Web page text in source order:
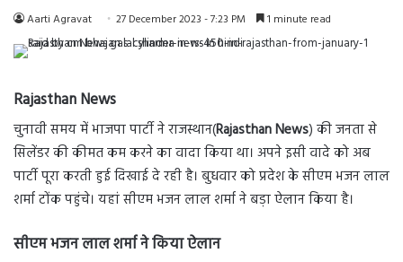
Aarti Agravat 27 December 2023 - 7:23 PM 1 minute read
Rajasthan News
चुनावी समय में भाजपा पार्टी ने राजस्थान(Rajasthan News) की जनता से
सिलेंडर की कीमत कम करने का वादा किया था। अपने इसी वादे को अब
पार्टी पूरा करती हुई दिखाई दे रही है। बुधवार को प्रदेश के सीएम भजन लाल
शर्मा टोंक पहुंचे। यहां सीएम भजन लाल शर्मा ने बड़ा ऐलान किया है।
सीएम भजन लाल शर्मा ने किया ऐलान